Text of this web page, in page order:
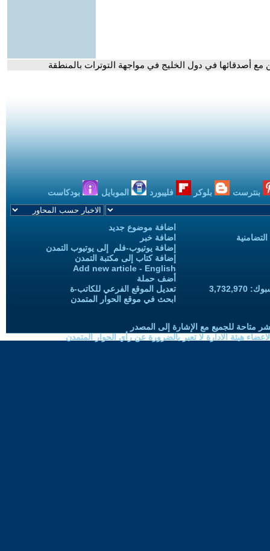
مع أصدقائها في دول الخليج في مواجهة التوترات بالمنطقة
بنترست بلوكر فليبورد الموبايل بودكاست
اضافة موضوع جديد
اضافة خبر
إضافة يوتيوب-فلم إلى يوتيوب التمدن
إضافة كتاب إلى مكتبة التمدن
Add new article - English
أضف حملة
تعديل الموقع الفرعي للكاتب-ة
ابحث في موقع الحوار المتمدن
متاحة للجميع مع الإشارة إلى المصدر
هيئة الادارة لا تعبر بالضرورة عن رأي الحوار المتمدن